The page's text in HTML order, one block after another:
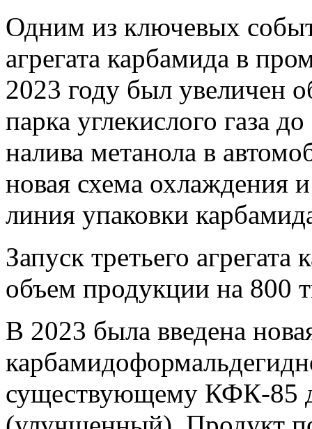
Одним из ключевых
агрегата карбамида в
2023 году был увеличен
парка углекислого газа
налива метанола в
новая схема охлаждения
линия упаковки
Запуск третьего
объем продукции на 800
В 2023 была введена
существующему КФК-85